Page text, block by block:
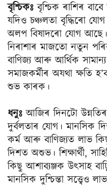
বৃশ্চিকঃ বৃশ্চিক ৰাশিৰ
যদিও চঞ্চলতা বৃদ্ধিৰো
অলপ বিষাদৰাে যােগ আছে।
নিৰাশাৰ মাজতাে নতুন
বাণিজ্য আৰু আর্থিক
সমাজকর্মীৰ অযথা ক্ষতি
শুভ কাৰক।
ধনুঃ আজিৰ দিনটো
দুৰ্বলতাৰ যােগ। মানসিক
কৰ্ম আৰু বাণিজ্যত লাভ
দিশত অশুভ। শিক্ষার্থী,
কিছু আশাব্যঞ্জক উৎসাহ
মানসিক দুশ্চিন্তা সত্ত্বেও